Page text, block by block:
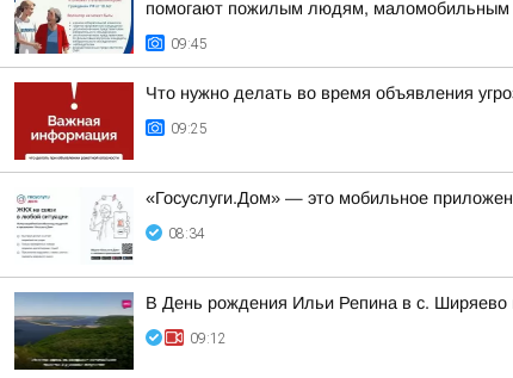
помогают пожилым людям, маломобильным
09:45
Что нужно делать во время объявления
09:25
«Госуслуги.Дом» — это мобильное
08:34
В День рождения Ильи Репина в с. Ширяево
09:12